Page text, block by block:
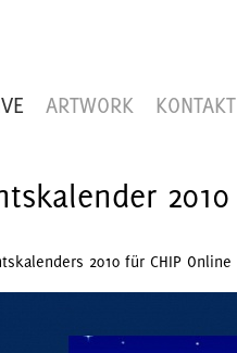
ARTWORK KONTAKT
2010
2010 für CHIP Online